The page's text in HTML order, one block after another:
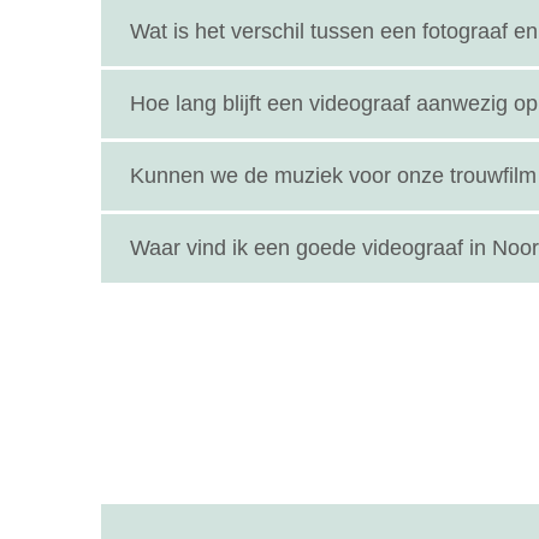
Een videograaf legt niet alleen beelden vast,
Wat is het verschil tussen een fotograaf
Een fotograaf legt stilstaande beelden vast,
Hoe lang blijft een videograaf aanwezig
Dat verschilt per pakket. Sommige videografen
Kunnen we de muziek voor onze
Ja, in veel gevallen kun je meedenken over de
Waar vind ik een goede videograaf in